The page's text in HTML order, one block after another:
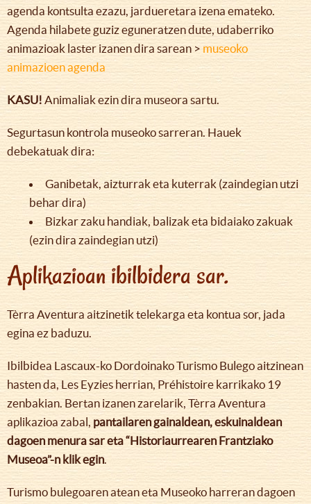
agenda kontsulta ezazu, jardueretara izena emateko.
Agenda hilabete guziz eguneratzen dute, udaberriko
animazioak laster izanen dira sarean > museoko
animazioen agenda
KASU! Animaliak ezin dira museora sartu.
Segurtasun kontrola museoko sarreran. Hauek
debekatuak dira:
Ganibetak, aizturrak eta kuterrak (zaindegian utzi
behar dira)
Bizkar zaku handiak, balizak eta bidaiako zakuak
(ezin dira zaindegian utzi)
Aplikazioan ibilbidera sar.
Tèrra Aventura aitzinetik telekarga eta kontua sor, jada
egina ez baduzu.
Ibilbidea Lascaux-ko Dordoinako Turismo Bulego aitzinean
hasten da, Les Eyzies herrian, Préhistoire karrikako 19
zenbakian. Bertan izanen zarelarik, Tèrra Aventura
aplikazioa zabal, pantailaren gainaldean, eskuinaldean
dagoen menura sar eta “Historiaurrearen Frantziako
Museoa”-n klik egin.
Turismo bulegoaren atean eta Museoko harreran dagoen